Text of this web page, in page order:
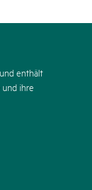
enthält
ihre